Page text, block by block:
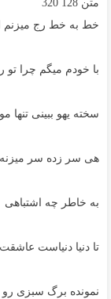
متن 128
320
خط به خط رج میزنم
با خودم میگم چرا
سخته یهو ببینی تنها
هی سر زده سر
به خاطر چه اشتباهی
تا دنیا دنیاست
نمونده برگ سبزی